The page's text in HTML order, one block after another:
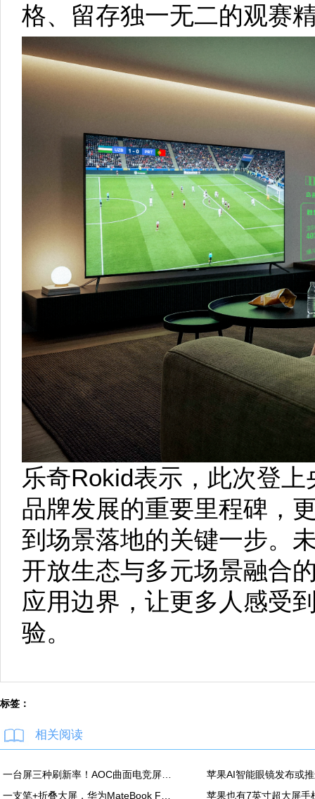
格、留存独一无二的观赛
乐奇Rokid表示，此次登
品牌发展的重要里程碑，
到场景落地的关键一步。
开放生态与多元场景融合
应用边界，让更多人感受
验。
标签：
相关阅读
一台屏三种刷新率！AOC曲面电竞屏上市：最高500Hz、售价2180元
一支笔+折叠大屏，华为MateBook Fold非凡大师释放折叠电脑生产力